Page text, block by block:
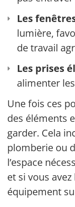
Les
lumière,
de travail
Les prises
alimenter
Une fois ces
des éléments
garder. Cela
plomberie ou
l’espace
et si vous
équipement